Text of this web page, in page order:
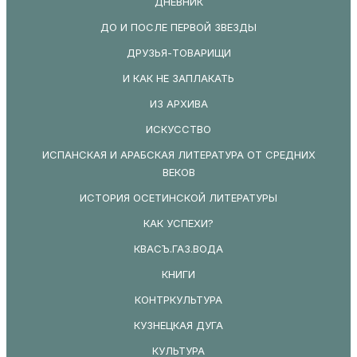
ДО И ПОСЛЕ ПЕРВОЙ ЗВЕЗДЫ
ДРУЗЬЯ-ТОВАРИЩИ
И КАК НЕ ЗАПЛАКАТЬ
ИЗ АРХИВА
ИСКУССТВО
ИСПАНСКАЯ И АРАБСКАЯ ЛИТЕРАТУРА ОТ СРЕДНИХ
ВЕКОВ
ИСТОРИЯ ОСЕТИНСКОЙ ЛИТЕРАТУРЫ
КАК УСПЕХИ?
КВАСЪ.ГАЗ.ВОДА
КНИГИ
КОНТРКУЛЬТУРА
КУЗНЕЦКАЯ ДУГА
КУЛЬТУРА